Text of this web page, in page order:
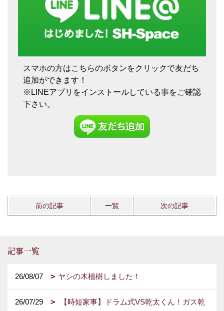
スマホの方はこちらのボタンをクリックで友だち
追加ができます！
※LINEアプリをインストールしている事をご確認
下さい。
前の記事 一覧 次の記事
記事一覧
26/08/07 ヤシの木植樹しました！
26/07/29
【時短家事】ドラム式VS乾太くん！ガス乾